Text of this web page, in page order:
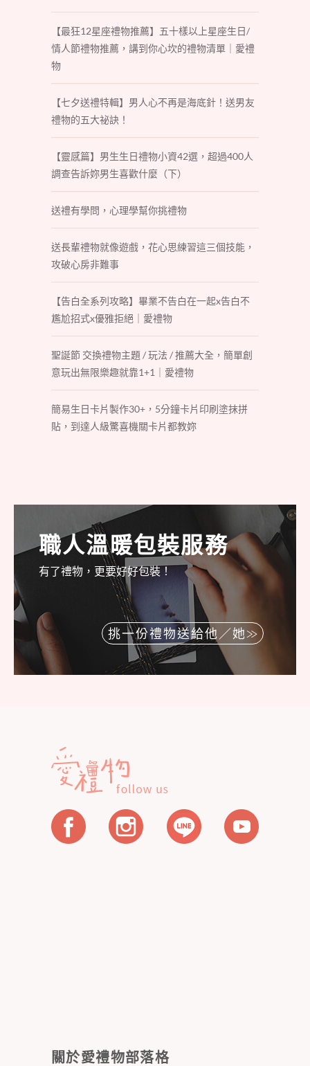
【最狂12星座禮物推薦】五十樣以上星座生日/
情人節禮物推薦，講到你心坎的禮物清單｜愛禮
物
【七夕送禮特輯】男人心不再是海底針！送男友
禮物的五大祕訣！
【靈感篇】男生生日禮物小資42選，超過400人
調查告訴妳男生喜歡什麼（下）
送禮有學問，心理學幫你挑禮物
送長輩禮物就像遊戲，花心思練習這三個技能，
攻破心房非難事
【告白全系列攻略】畢業不告白在一起x告白不
尷尬招式x優雅拒絕｜愛禮物
聖誕節 交換禮物主題 / 玩法 / 推薦大全，簡單創
意玩出無限樂趣就靠1+1｜愛禮物
簡易生日卡片製作30+，5分鐘卡片印刷塗抹拼
貼，到達人級驚喜機關卡片都教妳
職人溫暖包裝服務
有了禮物，更要好好包裝！
挑一份禮物送給他／她
關於愛禮物部落格